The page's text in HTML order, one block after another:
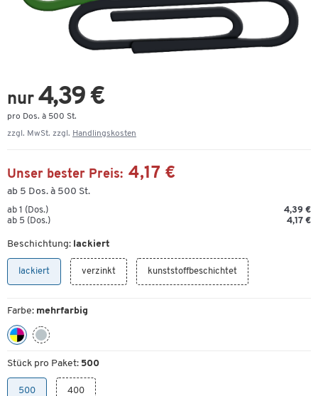
nur 4,39 €
pro Dos. à 500 St.
zzgl. MwSt. zzgl. Handlingskosten
Unser bester Preis: 4,17 €
ab 5 Dos. à 500 St.
ab 1 (Dos.)
4,39 €
ab 5 (Dos.)
4,17 €
Beschichtung: lackiert
lackiert verzinkt kunststoffbeschichtet
Farbe: mehrfarbig
Stück pro Paket: 500
500 400